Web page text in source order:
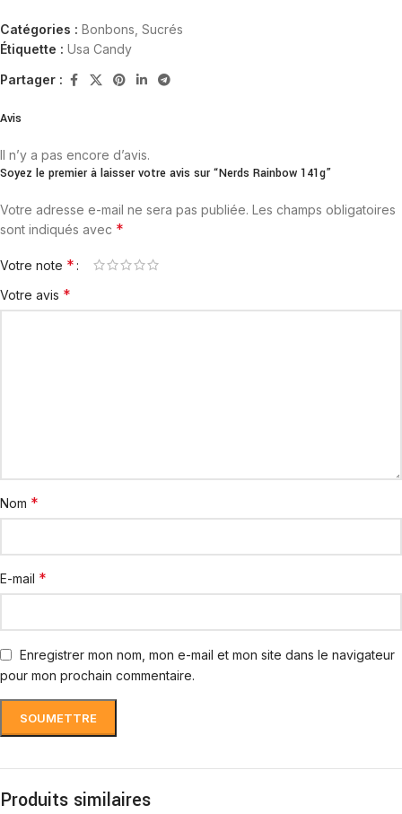
Catégories : Bonbons Sucrés
Étiquette : Usa Candy
Partager :
Avis
Il n’y a pas encore d’avis.
Soyez le premier à laisser votre avis sur “Nerds Rainbow 141g”
Votre adresse e-mail ne sera pas publiée. Les champs obligatoires
sont indiqués avec *
Votre note *
Votre avis *
Nom *
E-mail *
Enregistrer mon nom, mon e-mail et mon site dans le navigateur
pour mon prochain commentaire.
Produits similaires